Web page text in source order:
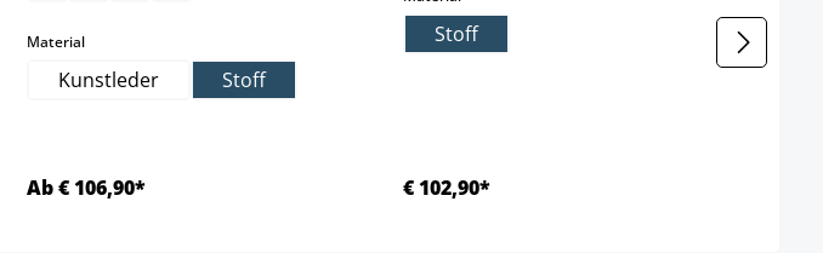
Materialauswählen
Kunstleder Stoff
Ab € 106,90*
Stoff
€ 102,90*